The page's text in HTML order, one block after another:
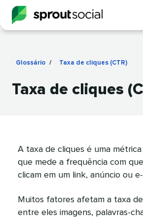
Glossário / Taxa de cliques (CTR)
Taxa de cliques
A taxa de cliques é uma
que mede a frequência com
clicam em um link, anúncio ou e-
Muitos fatores afetam a taxa de
entre eles imagens, palavras-